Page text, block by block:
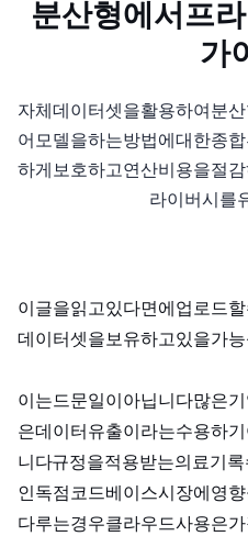
분산형 GPU에서 프라이빗
가
자체 데이터셋을 활용하여 분산형
어 모델을 fine-tuning하는 방법에 대
하게 보호하고, 연산 비용을 절감
라이버시를
이 글을 읽고 있다면, OpenAI에 업
데이터셋을 보유하고 있을 가
이는 드문 일이 아닙니다. 많은 기업
은 데이터 유출이라는 수용하
니다. HIPAA 규정을 적용받는 의료
인 독점 코드베이스, 시장에 영
다루는 경우, 클라우드 AI 사용은